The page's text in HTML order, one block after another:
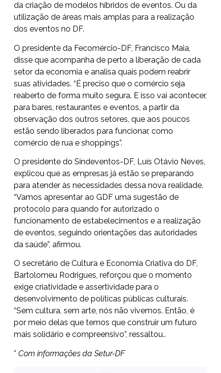
da criação de modelos híbridos de eventos. Ou da
utilização de áreas mais amplas para a realização
dos eventos no DF.
O presidente da Fecomércio-DF, Francisco Maia,
disse que acompanha de perto a liberação de cada
setor da economia e analisa quais podem reabrir
suas atividades. “É preciso que o comércio seja
reaberto de forma muito segura. E isso vai acontecer,
para bares, restaurantes e eventos, a partir da
observação dos outros setores, que aos poucos
estão sendo liberados para funcionar, como
comércio de rua e shoppings”.
O presidente do Sindeventos-DF, Luís Otávio Neves,
explicou que as empresas já estão se preparando
para atender às necessidades dessa nova realidade.
“Vamos apresentar ao GDF uma sugestão de
protocolo para quando for autorizado o
funcionamento de estabelecimentos e a realização
de eventos, seguindo orientações das autoridades
da saúde”, afirmou.
O secretário de Cultura e Economia Criativa do DF,
Bartolomeu Rodrigues, reforçou que o momento
exige criatividade e assertividade para o
desenvolvimento de políticas públicas culturais.
“Sem cultura, sem arte, nós não vivemos. Então, é
por meio delas que temos que construir um futuro
mais solidário e compreensivo”, ressaltou..
* Com informações da Setur-DF